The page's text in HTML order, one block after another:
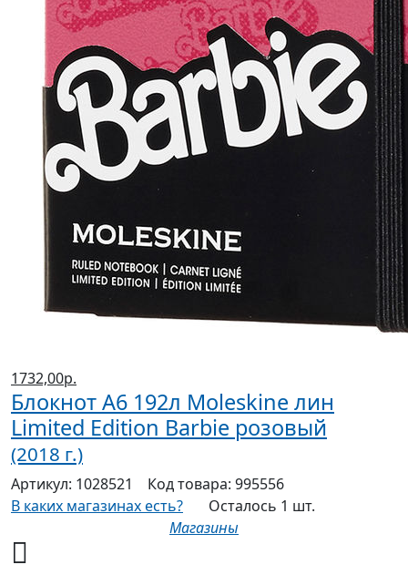
1732,00р.
Блокнот А6 192л Moleskine лин
Limited Edition Barbie розовый
(2018 г.)
Артикул: 1028521 Код товара: 995556
В каких магазинах есть?
Осталось 1 шт.
Магазины